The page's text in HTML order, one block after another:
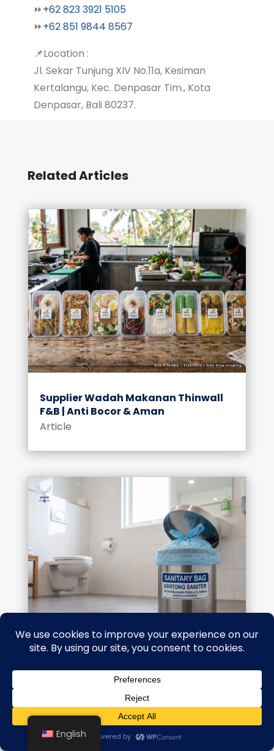
⏩+62 823 3921 5105
⏩+62 851 9844 8567
📌Location :
Jl. Sekar Tunjung XIV No.11a, Kesiman
Kertalangu, Kec. Denpasar Tim., Kota
Denpasar, Bali 80237.
Related Articles
Supplier Wadah Makanan Thinwall
F&B | Anti Bocor & Aman
Article
Semua Bisnis | Yumico Bali
English